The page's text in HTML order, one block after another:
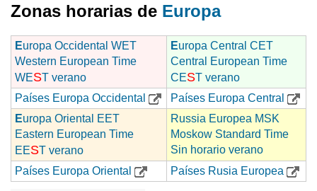
Zonas horarias de Europa
Europa Occidental WET
Western European Time
WEST verano
Europa Central CET
Central European Time
CEST verano
Países Europa Occidental
Países Europa Central
Europa Oriental EET
Eastern European Time
EEST verano
Russia Europea MSK
Moskow Standard Time
Sin horario verano
Países Europa Oriental
Países Rusia Europea